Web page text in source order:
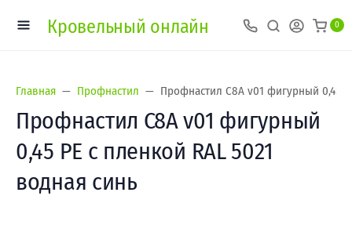
Кровельный онлайн 0
Главная Профнастил Профнастил С8A v01 фигурный 0,45
Профнастил С8A v01 фигурный
0,45 PE с пленкой RAL 5021
водная синь